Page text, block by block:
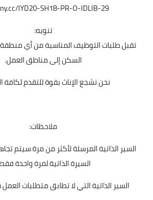
IYD20-SH18-PR-O-IDLIB-29
تنويه:
تقبل طلبات التوظيف المناسبة من أي
السكن إلى مناطق العمل.
نحن نشجع الإناث بقوة للتقدم لكافة
ملاحظات:
السير الذاتية المرسلة لأكثر من مرة سيتم
السيرة الذاتية لمرة واحدة
السير الذاتية التي لا تطابق متطلبات